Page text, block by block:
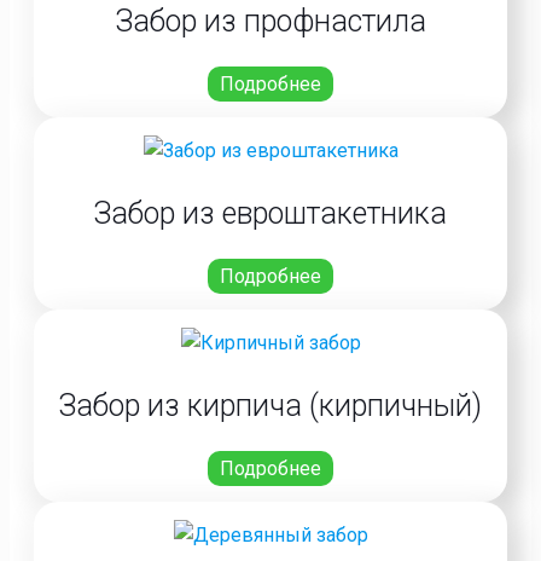
Забор из профнастила
Подробнее
Забор из евроштакетника
Подробнее
Забор из кирпича (кирпичный)
Подробнее